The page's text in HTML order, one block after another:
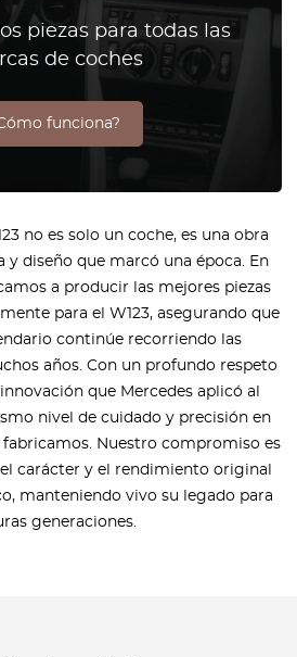
piezas para todas las
de coches
funciona?
no es solo un coche, es una obra
y diseño que marcó una época. En
a producir las mejores piezas
para el W123, asegurando que
continúe recorriendo las
años. Con un profundo respeto
que Mercedes aplicó al
nivel de cuidado y precisión en
Nuestro compromiso es
carácter y el rendimiento original
manteniendo vivo su legado para
generaciones.